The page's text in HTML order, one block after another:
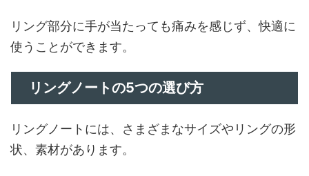
リング部分に手が当たっても痛みを感じず、快適に
使うことができます。
リングノートの5つの選び方
リングノートには、さまざまなサイズやリングの形
状、素材があります。